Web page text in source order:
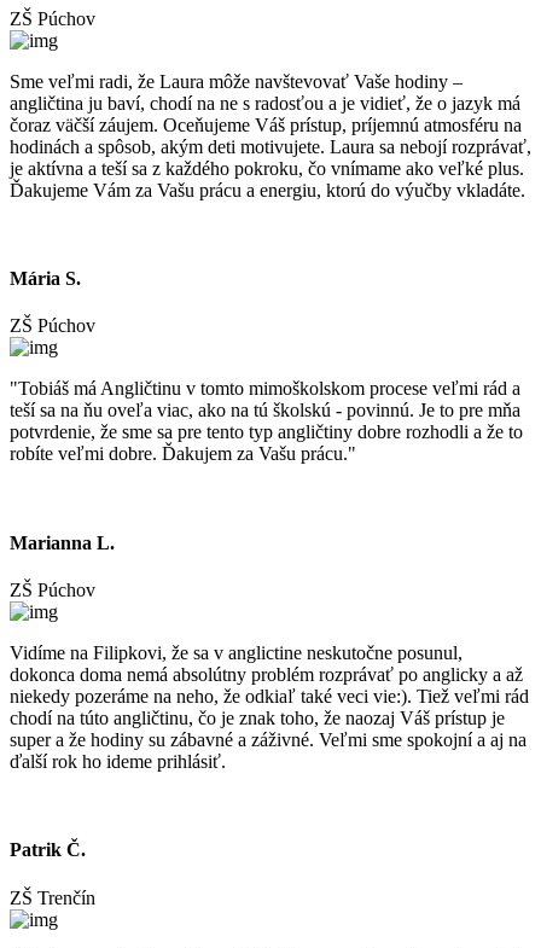
ZŠ Púchov
Sme veľmi radi, že Laura môže navštevovať Vaše hodiny –
angličtina ju baví, chodí na ne s radosťou a je vidieť, že o jazyk má
čoraz väčší záujem. Oceňujeme Váš prístup, príjemnú atmosféru na
hodinách a spôsob, akým deti motivujete. Laura sa nebojí rozprávať,
je aktívna a teší sa z každého pokroku, čo vnímame ako veľké plus.
Ďakujeme Vám za Vašu prácu a energiu, ktorú do výučby vkladáte.
Mária S.
ZŠ Púchov
"Tobiáš má Angličtinu v tomto mimoškolskom procese veľmi rád a
teší sa na ňu oveľa viac, ako na tú školskú - povinnú. Je to pre mňa
potvrdenie, že sme sa pre tento typ angličtiny dobre rozhodli a že to
robíte veľmi dobre. Ďakujem za Vašu prácu."
Marianna L.
ZŠ Púchov
Vidíme na Filipkovi, že sa v anglictine neskutočne posunul,
dokonca doma nemá absolútny problém rozprávať po anglicky a až
niekedy pozeráme na neho, že odkiaľ také veci vie:). Tiež veľmi rád
chodí na túto angličtinu, čo je znak toho, že naozaj Váš prístup je
super a že hodiny su zábavné a záživné. Veľmi sme spokojní a aj na
ďalší rok ho ideme prihlásiť.
Patrik Č.
ZŠ Trenčín